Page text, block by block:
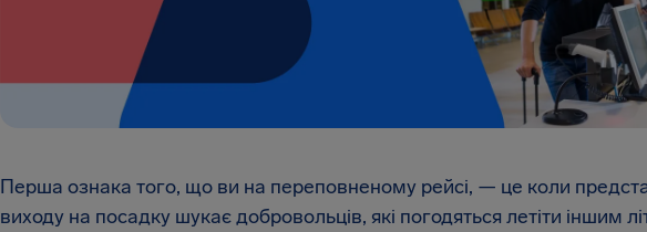
Перша ознака того, що ви на переповненому рейсі, — це коли
виходу на посадку шукає добровольців, які погодяться летіти іншим